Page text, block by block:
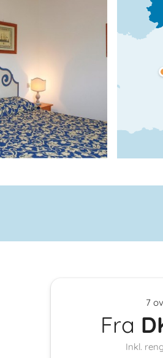
- Punta Su
7
Fra
Inkl.